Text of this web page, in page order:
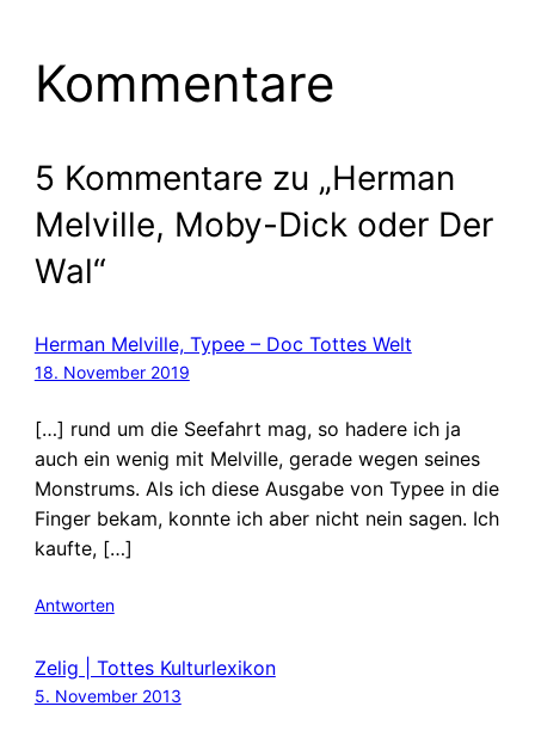
Kommentare
5 Kommentare zu „Herman
Melville, Moby-Dick oder Der
Wal“
Herman Melville, Typee – Doc Tottes Welt
18. November 2019
[…] rund um die Seefahrt mag, so hadere ich ja
auch ein wenig mit Melville, gerade wegen seines
Monstrums. Als ich diese Ausgabe von Typee in die
Finger bekam, konnte ich aber nicht nein sagen. Ich
kaufte, […]
Antworten
Zelig | Tottes Kulturlexikon
5. November 2013